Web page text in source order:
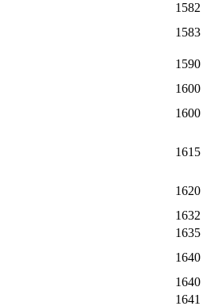
1582
1583
1590
1600
1600
1615
1620
1632
1635
1640
1640
1641